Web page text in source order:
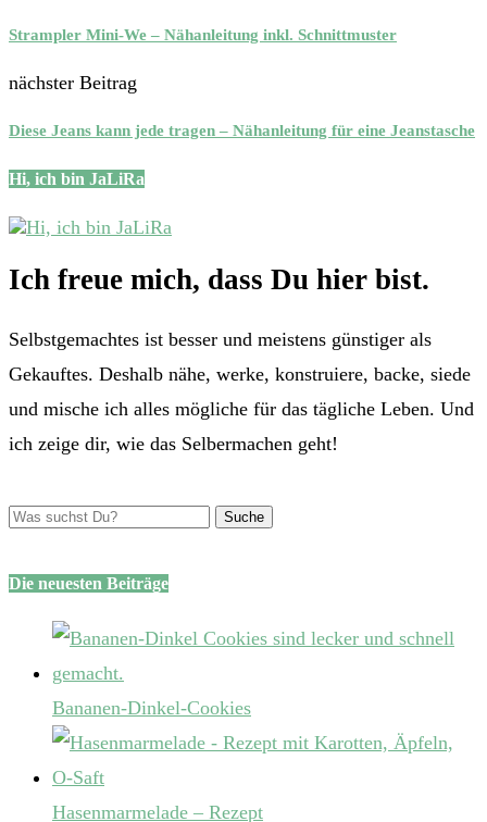
Strampler Mini-We – Nähanleitung inkl. Schnittmuster
nächster Beitrag
Diese Jeans kann jede tragen – Nähanleitung für eine Jeanstasche
Hi, ich bin JaLiRa
Ich freue mich, dass Du hier bist.
Selbstgemachtes ist besser und meistens günstiger als
Gekauftes. Deshalb nähe, werke, konstruiere, backe, siede
und mische ich alles mögliche für das tägliche Leben. Und
ich zeige dir, wie das Selbermachen geht!
Die neuesten Beiträge
Bananen-Dinkel-Cookies
Hasenmarmelade – Rezept